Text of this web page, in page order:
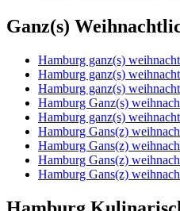
Ganz(s)
Hamburg ganz(s)
Hamburg ganz(s)
Hamburg ganz(s)
Hamburg Ganz(s)
Hamburg ganz(s)
Hamburg Gans(z)
Hamburg Gans(z)
Hamburg Gans(z)
Hamburg Gans(z)